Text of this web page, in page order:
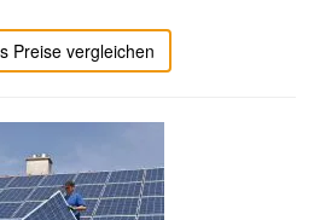
Preise vergleichen